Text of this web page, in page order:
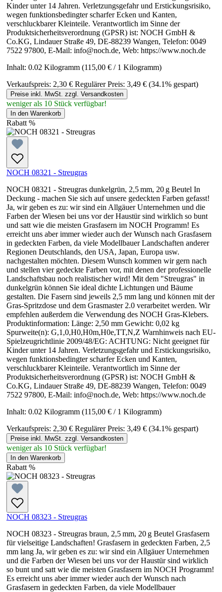
Kinder unter 14 Jahren. Verletzungsgefahr und Erstickungsrisiko,
wegen funktionsbedingter scharfer Ecken und Kanten,
verschluckbarer Kleinteile. Verantwortlich im Sinne der
Produktsicherheitsverordnung (GPSR) ist: NOCH GmbH &
Co.KG, Lindauer Straße 49, DE-88239 Wangen, Telefon: 0049
7522 97800, E-Mail: info@noch.de, Web: https://www.noch.de
Inhalt: 0.02 Kilogramm (115,00 € / 1 Kilogramm)
Verkaufspreis: 2,30 € Regulärer Preis: 3,49 € (34.1% gespart)
Preise inkl. MwSt. zzgl. Versandkosten
weniger als 10 Stück verfügbar!
In den Warenkorb
Rabatt %
NOCH 08321 - Streugras
NOCH 08321 - Streugras dunkelgrün, 2,5 mm, 20 g Beutel In
Deckung - machen Sie sich auf unsere gedeckten Farben gefasst!
Ja, wir geben es zu: wir sind ein Allgäuer Unternehmen und die
Farben der Wiesen bei uns vor der Haustür sind wirklich so bunt
und satt wie die meisten Grasfasern im NOCH Programm! Es
erreicht uns aber immer wieder auch der Wunsch nach Grasfasern
in gedeckten Farben, da viele Modellbauer Landschaften anderer
Regionen Deutschlands, den USA, Japan, Europa usw.
nachgestalten möchten. Diesem Wunsch kommen wir gern nach
und stellen vier gedeckte Farben vor, mit denen der professionelle
Landschaftsbau noch realistischer wird! Mit dem "Streugras" in
dunkelgrün können Sie ideal dichte Lichtungen und Bäume
gestalten. Die Fasern sind jeweils 2,5 mm lang und können mit der
Gras-Spritzdose und dem Grasmaster 2.0 verarbeitet werden. Wir
empfehlen außerdem die Verwendung des NOCH Gras-Klebers.
Produktinformation: Länge: 2,50 mm Gewicht: 0,02 kg
Spurweite(n): G,1,0,H0,H0m,H0e,TT,N,Z Warnhinweis nach EU-
Spielzeugrichtlinie 2009/48/EG: ACHTUNG: Nicht geeignet für
Kinder unter 14 Jahren. Verletzungsgefahr und Erstickungsrisiko,
wegen funktionsbedingter scharfer Ecken und Kanten,
verschluckbarer Kleinteile. Verantwortlich im Sinne der
Produktsicherheitsverordnung (GPSR) ist: NOCH GmbH &
Co.KG, Lindauer Straße 49, DE-88239 Wangen, Telefon: 0049
7522 97800, E-Mail: info@noch.de, Web: https://www.noch.de
Inhalt: 0.02 Kilogramm (115,00 € / 1 Kilogramm)
Verkaufspreis: 2,30 € Regulärer Preis: 3,49 € (34.1% gespart)
Preise inkl. MwSt. zzgl. Versandkosten
weniger als 10 Stück verfügbar!
In den Warenkorb
Rabatt %
NOCH 08323 - Streugras
NOCH 08323 - Streugras braun, 2,5 mm, 20 g Beutel Grasfasern
für vielseitige Landschaften! Grasfasern in gedeckten Farben, 2,5
mm lang Ja, wir geben es zu: wir sind ein Allgäuer Unternehmen
und die Farben der Wiesen bei uns vor der Haustür sind wirklich
so bunt und satt wie die meisten Grasfasern im NOCH Programm!
Es erreicht uns aber immer wieder auch der Wunsch nach
Grasfasern in gedeckten Farben, da viele Modellbauer